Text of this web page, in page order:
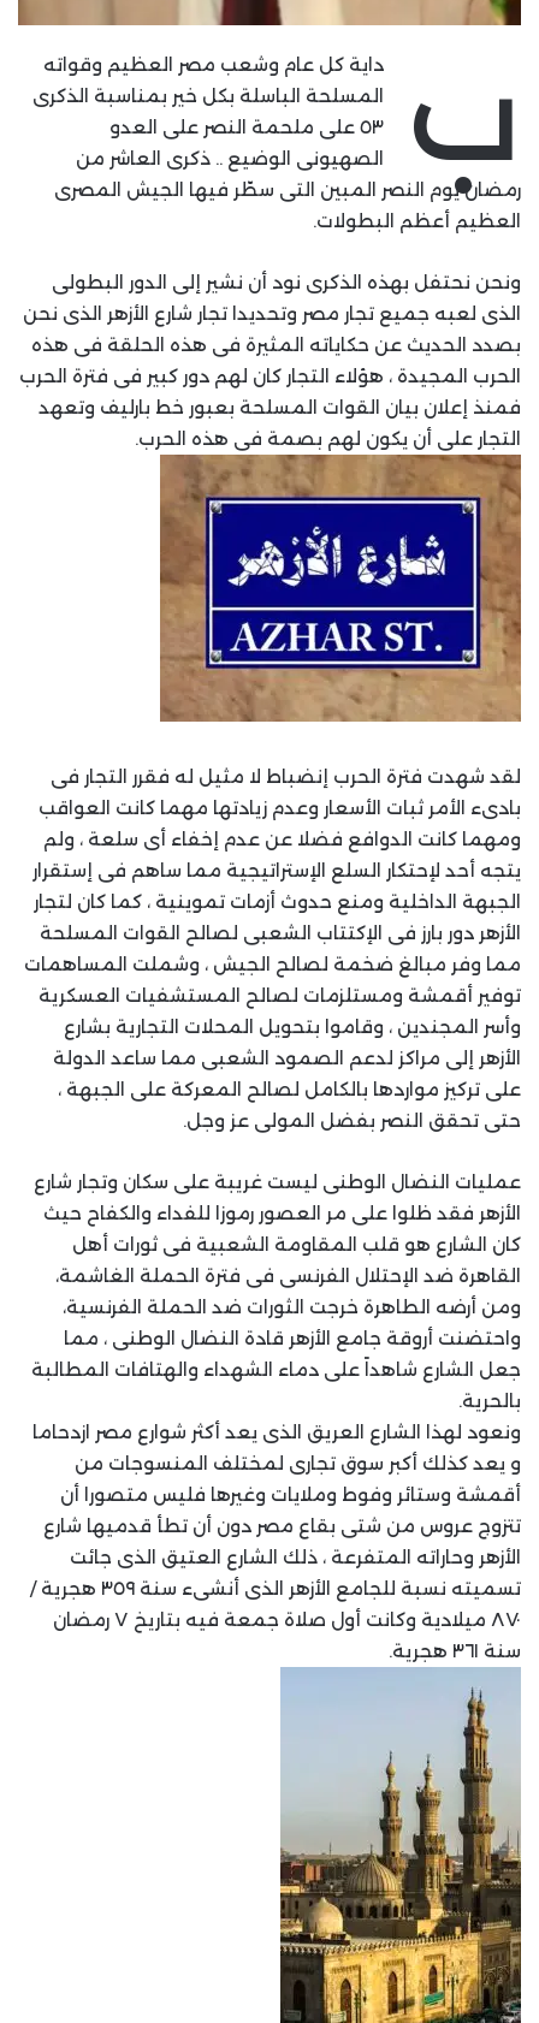
ب
داية كل عام وشعب مصر العظيم وقواته
المسلحة الباسلة بكل خير بمناسبة الذكرى
٥٣ على ملحمة النصر على العدو
الصهيونى الوضيع .. ذكرى العاشر من
رمضان يوم النصر المبين التى سطّر فيها الجيش المصرى
العظيم أعظم البطولات.
ونحن نحتفل بهذه الذكرى نود أن نشير إلى الدور البطولى
الذى لعبه جميع تجار مصر وتحديدا تجار شارع الأزهر الذى نحن
بصدد الحديث عن حكاياته المثيرة فى هذه الحلقة فى هذه
الحرب المجيدة ، هؤلاء التجار كان لهم دور كبير فى فترة الحرب
فمنذ إعلان بيان القوات المسلحة بعبور خط بارليف وتعهد
التجار على أن يكون لهم بصمة فى هذه الحرب.
لقد شهدت فترة الحرب إنضباط لا مثيل له فقرر التجار فى
بادىء الأمر ثبات الأسعار وعدم زيادتها مهما كانت العواقب
ومهما كانت الدوافع فضلا عن عدم إخفاء أى سلعة ، ولم
يتجه أحد لإحتكار السلع الإستراتيجية مما ساهم فى إستقرار
الجبهة الداخلية ومنع حدوث أزمات تموينية ، كما كان لتجار
الأزهر دور بارز فى الإكتتاب الشعبى لصالح القوات المسلحة
مما وفر مبالغ ضخمة لصالح الجيش ، وشملت المساهمات
توفير أقمشة ومستلزمات لصالح المستشفيات العسكرية
وأسر المجندين ، وقاموا بتحويل المحلات التجارية بشارع
الأزهر إلى مراكز لدعم الصمود الشعبى مما ساعد الدولة
على تركيز مواردها بالكامل لصالح المعركة على الجبهة ،
حتى تحقق النصر بفضل المولى عز وجل.
عمليات النضال الوطنى ليست غريبة على سكان وتجار شارع
الأزهر فقد ظلوا على مر العصور رموزا للفداء والكفاح حيث
كان الشارع هو قلب المقاومة الشعبية فى ثورات أهل
القاهرة ضد الإحتلال الفرنسى فى فترة الحملة الغاشمة،
ومن أرضه الطاهرة خرجت الثورات ضد الحملة الفرنسية،
واحتضنت أروقة جامع الأزهر قادة النضال الوطنى ، مما
جعل الشارع شاهداً على دماء الشهداء والهتافات المطالبة
بالحرية.
ونعود لهذا الشارع العريق الذى يعد أكثر شوارع مصر ازدحاما
و يعد كذلك أكبر سوق تجارى لمختلف المنسوجات من
أقمشة وستائر وفوط وملايات وغيرها فليس متصورا أن
تتزوج عروس من شتى بقاع مصر دون أن تطأ قدميها شارع
الأزهر وحاراته المتفرعة ، ذلك الشارع العتيق الذى جائت
تسميته نسبة للجامع الأزهر الذى أنشىء سنة ٣٥٩ هجرية /
٨٧٠ ميلادية وكانت أول صلاة جمعة فيه بتاريخ ٧ رمضان
سنة ٣٦١ هجرية.